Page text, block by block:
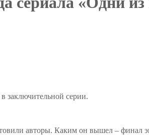
заключительной серии.
авторы. Каким он вышел – финал